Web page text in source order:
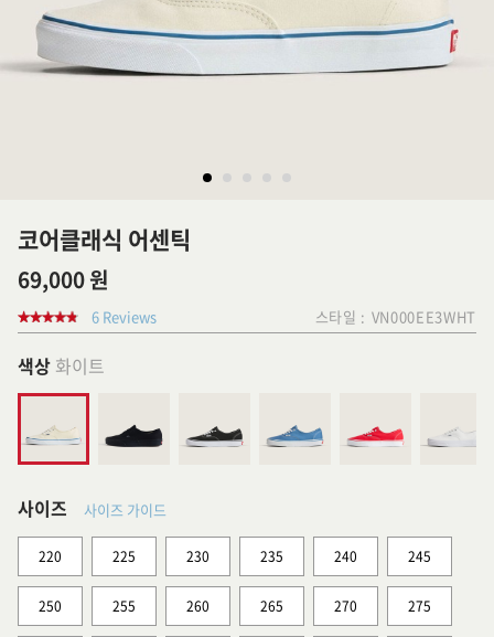
코어클래식 어센틱
69,000 원
6 Reviews 스타일 : VN000EE3WHT
색상 화이트
사이즈 사이즈 가이드
220 225 230 235 240 245
250 255 260 265 270 275